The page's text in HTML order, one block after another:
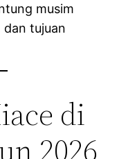
musim
dan tujuan
di